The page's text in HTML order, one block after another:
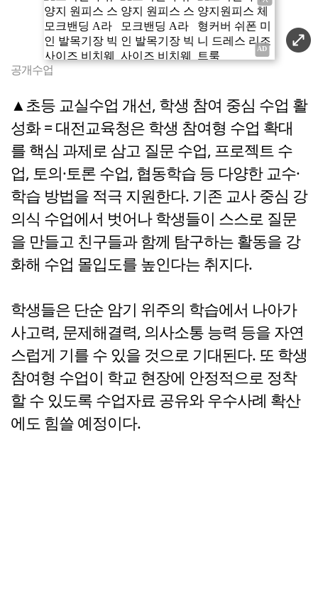
공개수업
▲초등 교실수업 개선, 학생 참여 중심 수업 활
성화 = 대전교육청은 학생 참여형 수업 확대
를 핵심 과제로 삼고 질문 수업, 프로젝트 수
업, 토의·토론 수업, 협동학습 등 다양한 교수·
학습 방법을 적극 지원한다. 기존 교사 중심 강
의식 수업에서 벗어나 학생들이 스스로 질문
을 만들고 친구들과 함께 탐구하는 활동을 강
화해 수업 몰입도를 높인다는 취지다.
학생들은 단순 암기 위주의 학습에서 나아가
사고력, 문제해결력, 의사소통 능력 등을 자연
스럽게 기를 수 있을 것으로 기대된다. 또 학생
참여형 수업이 학교 현장에 안정적으로 정착
할 수 있도록 수업자료 공유와 우수사례 확산
에도 힘쓸 예정이다.